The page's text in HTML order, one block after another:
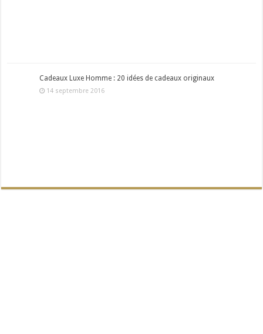
Cadeaux Luxe Homme : 20 idées de cadeaux originaux
14 septembre 2016